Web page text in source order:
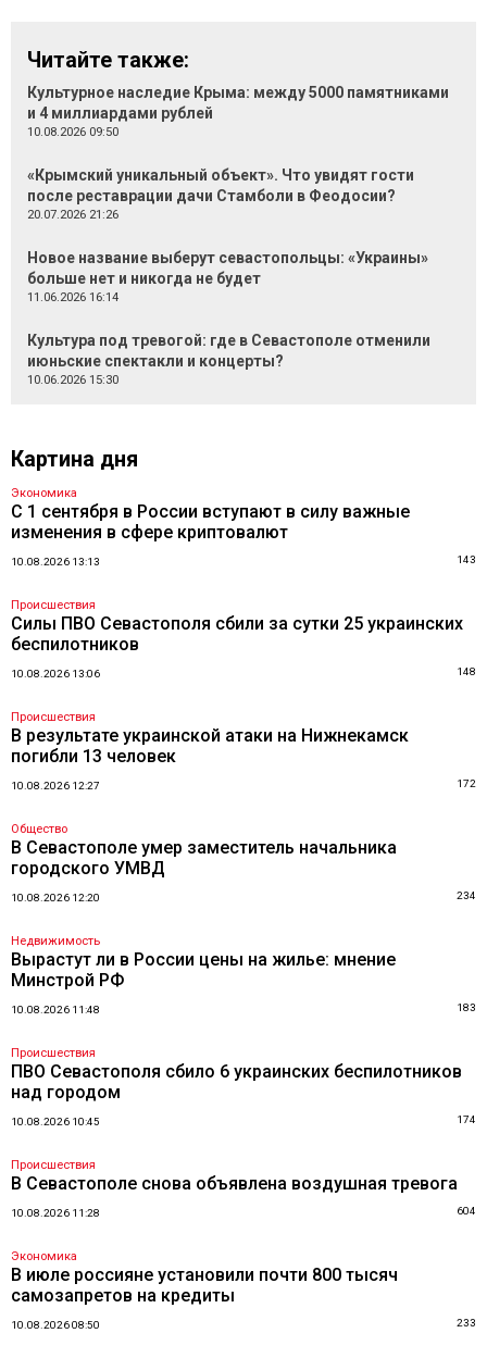
Читайте также:
Культурное наследие Крыма: между 5000 памятниками
и 4 миллиардами рублей
10.08.2026 09:50
«Крымский уникальный объект». Что увидят гости
после реставрации дачи Стамболи в Феодосии?
20.07.2026 21:26
Новое название выберут севастопольцы: «Украины»
больше нет и никогда не будет
11.06.2026 16:14
Культура под тревогой: где в Севастополе отменили
июньские спектакли и концерты?
10.06.2026 15:30
Картина дня
Экономика
С 1 сентября в России вступают в силу важные
изменения в сфере криптовалют
10.08.2026 13:13 143
Происшествия
Силы ПВО Севастополя сбили за сутки 25 украинских
беспилотников
10.08.2026 13:06 148
Происшествия
В результате украинской атаки на Нижнекамск
погибли 13 человек
10.08.2026 12:27 172
Общество
В Севастополе умер заместитель начальника
городского УМВД
10.08.2026 12:20 234
Недвижимость
Вырастут ли в России цены на жилье: мнение
Минстрой РФ
10.08.2026 11:48 183
Происшествия
ПВО Севастополя сбило 6 украинских беспилотников
над городом
10.08.2026 10:45 174
Происшествия
В Севастополе снова объявлена воздушная тревога
10.08.2026 11:28 604
Экономика
В июле россияне установили почти 800 тысяч
самозапретов на кредиты
10.08.2026 08:50 233